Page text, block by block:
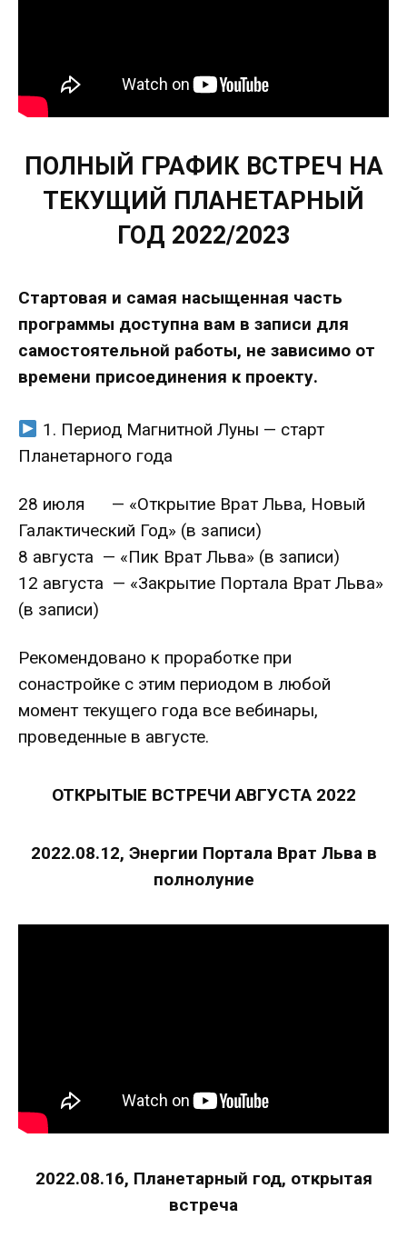
ПОЛНЫЙ ГРАФИК ВСТРЕЧ НА
ТЕКУЩИЙ ПЛАНЕТАРНЫЙ
ГОД 2022/2023
Стартовая и самая насыщенная часть
программы доступна вам в записи для
самостоятельной работы, не зависимо от
времени присоединения к проекту.
1. Период Магнитной Луны — старт
Планетарного года
28 июля — «Открытие Врат Льва, Новый
Галактический Год» (в записи)
8 августа — «Пик Врат Льва» (в записи)
12 августа — «Закрытие Портала Врат Льва»
(в записи)
Рекомендовано к проработке при
сонастройке с этим периодом в любой
момент текущего года все вебинары,
проведенные в августе.
ОТКРЫТЫЕ ВСТРЕЧИ АВГУСТА 2022
2022.08.12, Энергии Портала Врат Льва в
полнолуние
2022.08.16, Планетарный год, открытая
встреча